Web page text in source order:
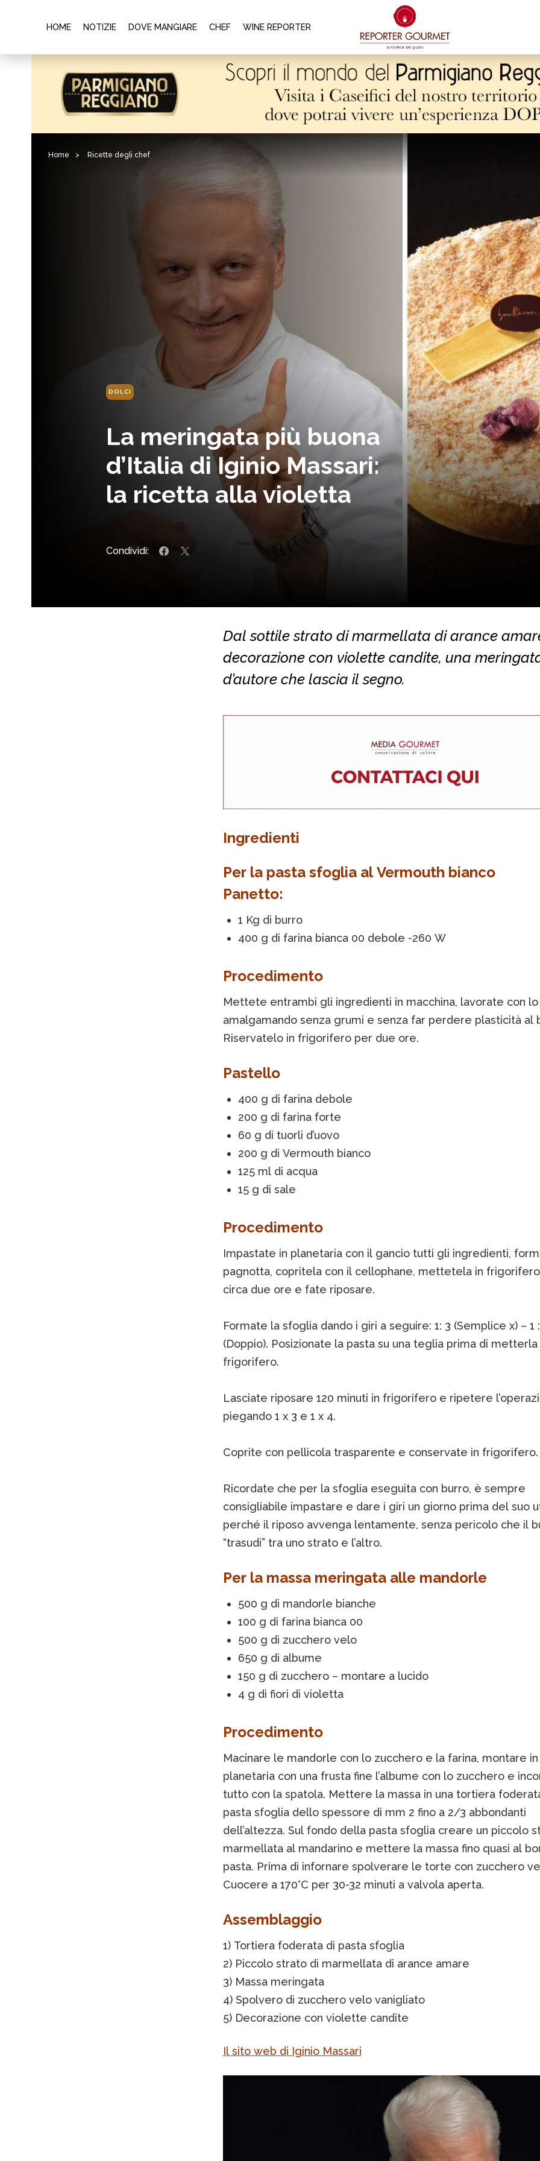
HOME NOTIZIE DOVE MANGIARE CHEF WINE REPORTER
Home > Ricette degli chef
DOLCI
La meringata più buona
d’Italia di Iginio Massari:
la ricetta alla violetta
Condividi:
Dal sottile strato di marmellata di arance
decorazione con violette candite, una
d’autore che lascia il segno.
Ingredienti
Per la pasta sfoglia al Vermouth bianco
Panetto:
1 Kg di burro
400 g di farina bianca 00 debole -260 W
Procedimento
Mettete entrambi gli ingredienti in macchina, lavorate con lo
amalgamando senza grumi e senza far perdere plasticità al
Riservatelo in frigorifero per due ore.
Pastello
400 g di farina debole
200 g di farina forte
60 g di tuorli d’uovo
200 g di Vermouth bianco
125 ml di acqua
15 g di sale
Procedimento
Impastate in planetaria con il gancio tutti gli ingredienti,
pagnotta, copritela con il cellophane, mettetela in
circa due ore e fate riposare.
Formate la sfoglia dando i giri a seguire: 1: 3 (Semplice x) – 1
(Doppio). Posizionate la pasta su una teglia prima di metterla
frigorifero.
Lasciate riposare 120 minuti in frigorifero e ripetere
piegando 1 x 3 e 1 x 4.
Coprite con pellicola trasparente e conservate in frigorifero.
Ricordate che per la sfoglia eseguita con burro, è sempre
consigliabile impastare e dare i giri un giorno prima del suo
perché il riposo avvenga lentamente, senza pericolo che il
“trasudi” tra uno strato e l’altro.
Per la massa meringata alle mandorle
500 g di mandorle bianche
100 g di farina bianca 00
500 g di zucchero velo
650 g di albume
150 g di zucchero – montare a lucido
4 g di fiori di violetta
Procedimento
Macinare le mandorle con lo zucchero e la farina, montare in
planetaria con una frusta fine l’albume con lo zucchero e
tutto con la spatola. Mettere la massa in una tortiera
pasta sfoglia dello spessore di mm 2 fino a 2/3 abbondanti
dell’altezza. Sul fondo della pasta sfoglia creare un piccolo
marmellata al mandarino e mettere la massa fino quasi al
pasta. Prima di infornare spolverare le torte con zucchero
Cuocere a 170°C per 30-32 minuti a valvola aperta.
Assemblaggio
1) Tortiera foderata di pasta sfoglia
2) Piccolo strato di marmellata di arance amare
3) Massa meringata
4) Spolvero di zucchero velo vanigliato
5) Decorazione con violette candite
Il sito web di Iginio Massari